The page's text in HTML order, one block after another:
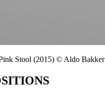
Stool (2015) © Aldo Bakker